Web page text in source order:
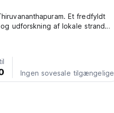
Et fredfyldt
udforskning af lokale strande.
Ingen sovesale tilgængelige